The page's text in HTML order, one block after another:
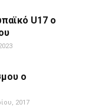
U17 ο
ο
2017